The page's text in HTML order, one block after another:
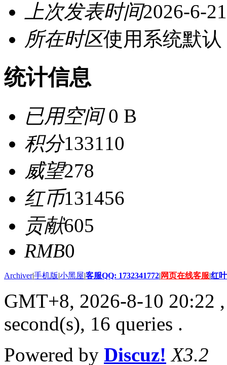
上次发表时间2026-6-
所在时区使用系统默认
统计信息
已用空间0 B
积分133110
威望278
红币131456
贡献605
RMB0
Archiver|手机版|小黑屋|客服QQ: 1732341772| 网页在线客服|红
GMT+8, 2026-8-10 20:22
second(s), 16 queries .
Powered by Discuz! X3.2